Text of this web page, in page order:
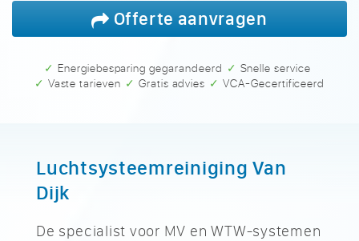
Offerte aanvragen
✓ Energiebesparing gegarandeerd
✓ Snelle service
✓ Vaste tarieven
✓ Gratis advies ✓ VCA-Gecertificeerd
Luchtsysteemreiniging Van
Dijk
De specialist voor MV en WTW-systemen